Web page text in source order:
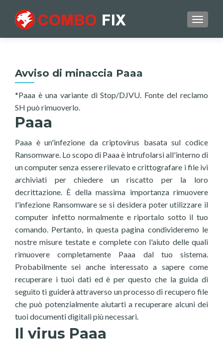
Avviso di minaccia Paaa
*Paaa è una variante di Stop/DJVU. Fonte del reclamo
SH può rimuoverlo.
Paaa
Paaa è un'infezione da criptovirus basata sul codice
Ransomware. Lo scopo di Paaa è intrufolarsi all'interno di
un computer senza essere rilevato e crittografare i file ivi
archiviati per chiedere un riscatto per la loro
decrittazione. È della massima importanza rimuovere
l'infezione Ransomware se si desidera poter utilizzare il
computer infetto normalmente e riportalo sotto il tuo
comando. Pertanto, in questa pagina condivideremo le
nostre misure testate e complete con l'aiuto delle quali
rimuovere completamente Paaa dal tuo sistema.
Probabilmente sei anche interessato a sapere come
recuperare i tuoi dati ed è per questo che la guida di
seguito ti guiderà attraverso un processo di recupero file
che può potenzialmente aiutarti a recuperare alcuni dei
tuoi documenti digitali più necessari.
Il virus Paaa